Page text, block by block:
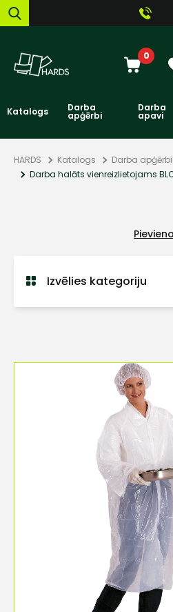
0
Katalogs Darba
apģērbi
Darba
apavi
HARDS Katalogs Darba apģērbi
Darba halāts vienreizlietojams
Izvēlies kategoriju